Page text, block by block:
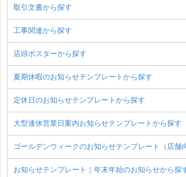
取引文書から探す
工事関連から探す
店頭ポスターから探す
夏期休暇のお知らせテンプレートから探す
定休日のお知らせテンプレートから探す
大型連休営業日案内お知らせテンプレートから探す
ゴールデンウィークのお知らせテンプレート（店舗
お知らせテンプレート｜年末年始のお知らせから探